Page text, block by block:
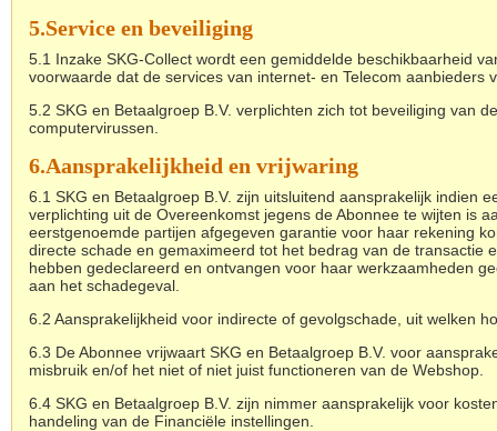
5.Service en beveiliging
5.1 Inzake SKG-Collect wordt een gemiddelde beschikbaarheid
voorwaarde dat de services van internet- en Telecom aanbieders
5.2 SKG en Betaalgroep B.V. verplichten zich tot beveiliging van
computervirussen.
6.Aansprakelijkheid en vrijwaring
6.1 SKG en Betaalgroep B.V. zijn uitsluitend aansprakelijk indien
verplichting uit de Overeenkomst jegens de Abonnee te wijten is
eerstgenoemde partijen afgegeven garantie voor haar rekening
directe schade en gemaximeerd tot het bedrag van de transactie
hebben gedeclareerd en ontvangen voor haar werkzaamheden
aan het schadegeval.
6.2 Aansprakelijkheid voor indirecte of gevolgschade, uit welken
6.3 De Abonnee vrijwaart SKG en Betaalgroep B.V. voor
misbruik en/of het niet of niet juist functioneren van de Webshop.
6.4 SKG en Betaalgroep B.V. zijn nimmer aansprakelijk voor
handeling van de Financiële instellingen.